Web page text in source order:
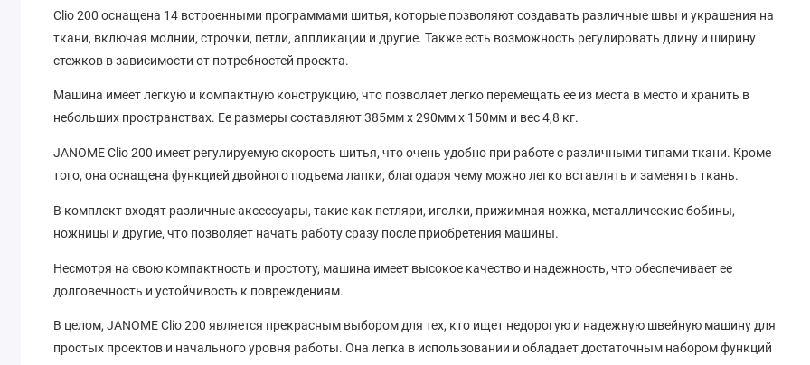
Clio 200 оснащена 14 встроенными программами шитья, которые позволяют создавать различные швы и украшения на
ткани, включая молнии, строчки, петли, аппликации и другие. Также есть возможность регулировать длину и ширину
стежков в зависимости от потребностей проекта.
Машина имеет легкую и компактную конструкцию, что позволяет легко перемещать ее из места в место и хранить в
небольших пространствах. Ее размеры составляют 385мм x 290мм x 150мм и вес 4,8 кг.
JANOME Clio 200 имеет регулируемую скорость шитья, что очень удобно при работе с различными типами ткани. Кроме
того, она оснащена функцией двойного подъема лапки, благодаря чему можно легко вставлять и заменять ткань.
В комплект входят различные аксессуары, такие как петляри, иголки, прижимная ножка, металлические бобины,
ножницы и другие, что позволяет начать работу сразу после приобретения машины.
Несмотря на свою компактность и простоту, машина имеет высокое качество и надежность, что обеспечивает ее
долговечность и устойчивость к повреждениям.
В целом, JANOME Clio 200 является прекрасным выбором для тех, кто ищет недорогую и надежную швейную машину для
простых проектов и начального уровня работы. Она легка в использовании и обладает достаточным набором функций